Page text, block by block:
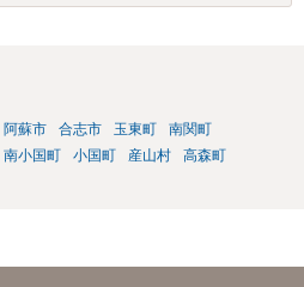
阿蘇市 合志市 玉東町
南関町
南小国町 小国町 産山村
高森町